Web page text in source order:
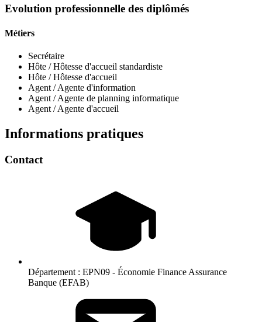
Evolution professionnelle des diplômés
Métiers
Secrétaire
Hôte / Hôtesse d'accueil standardiste
Hôte / Hôtesse d'accueil
Agent / Agente d'information
Agent / Agente de planning informatique
Agent / Agente d'accueil
Informations pratiques
Contact
Département : EPN09 - Économie Finance Assurance
Banque (EFAB)